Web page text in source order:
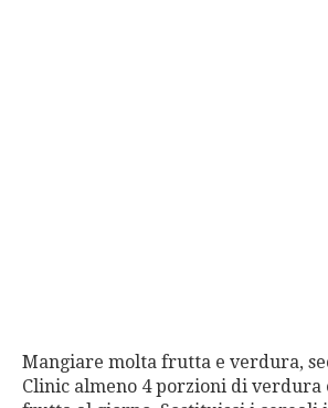
Mangiare molta frutta e verdura,
Clinic almeno 4 porzioni di verdura